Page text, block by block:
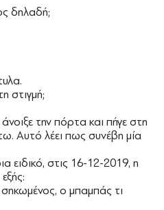
δηλαδή;
στιγμή;
την πόρτα και πήγε στη
Αυτό λέει πως συνέβη μία
ειδικό, στις 16-12-2019, η
ο μπαμπάς τι